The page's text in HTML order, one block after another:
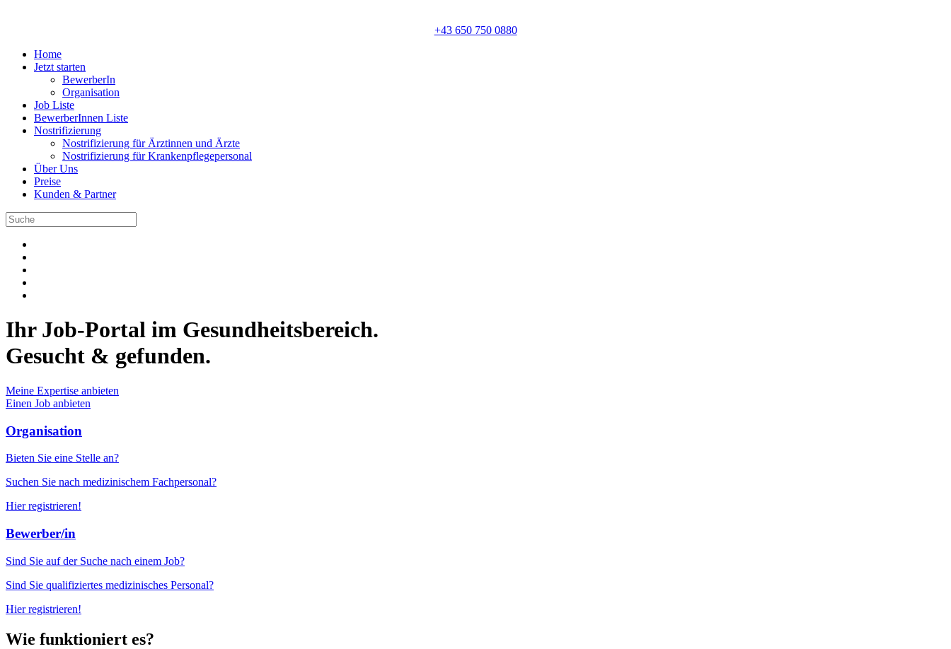
+43 650 750 0880
Home
Jetzt starten
BewerberIn
Organisation
Job Liste
BewerberInnen Liste
Nostrifizierung
Nostrifizierung für Ärztinnen und Ärzte
Nostrifizierung für Krankenpflegepersonal
Über Uns
Preise
Kunden & Partner
Ihr Job-Portal im Gesundheitsbereich.
Gesucht & gefunden.
Meine Expertise anbieten
Einen Job anbieten
Organisation
Bieten Sie eine Stelle an?
Suchen Sie nach medizinischem Fachpersonal?
Hier registrieren!
Bewerber/in
Sind Sie auf der Suche nach einem Job?
Sind Sie qualifiziertes medizinisches Personal?
Hier registrieren!
Wie funktioniert es?